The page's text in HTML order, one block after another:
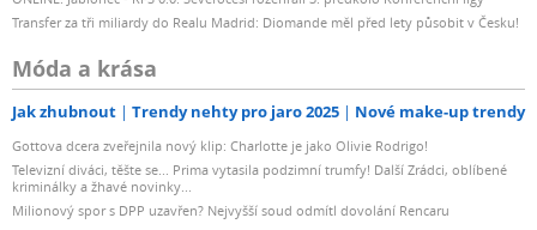
Transfer za tři miliardy do Realu Madrid: Diomande měl před lety působit v Česku!
Móda a krása
Jak zhubnout Trendy nehty pro jaro 2025 Nové make-up trendy
Gottova dcera zveřejnila nový klip: Charlotte je jako Olivie Rodrigo!
Televizní diváci, těšte se... Prima vytasila podzimní trumfy! Další Zrádci, oblíbené
kriminálky a žhavé novinky...
Milionový spor s DPP uzavřen? Nejvyšší soud odmítl dovolání Rencaru